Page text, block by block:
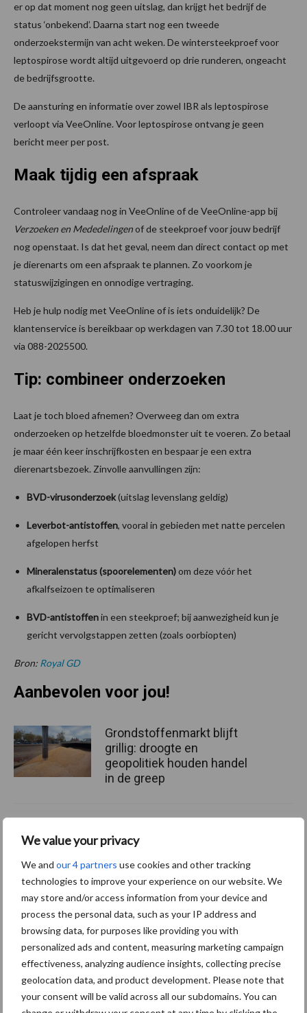
We value your privacy
We and our 4 partners use cookies and other tracking
technologies to improve your experience on our website. We
may store and/or access information from your device and
process the personal data, such as your IP address and
browsing data, for purposes like providing you with
personalized ads and content, measuring marketing campaign
effectiveness, analyzing audience insights, collecting precise
geolocation data, and product development. Please note that
your consent will be valid across all our subdomains. You can
er op dat moment nog geen uitslag, dan krijgt het bedrijf de
status ‘onbekend’. Daarna start nog een tweede
onderzoekstermijn van acht weken. De wintersteekproef voor
leptospirose wordt altijd uitgevoerd op drie runderen, ongeacht
de bedrijfsgrootte.
De aansturing en informatie over zowel IBR als leptospirose
verloopt via VeeOnline. Voor leptospirose ontvang je geen
bericht meer per post.
Maak tijdig een afspraak
Controleer vandaag nog in VeeOnline of de VeeOnline-app bij
Verzoeken en Mededelingenof de steekproef voor jouw bedrijf
nog openstaat. Is dat het geval, neem dan direct contact op met
je dierenarts om een afspraak te plannen. Zo voorkom je
statuswijzigingen en onnodige vertraging.
Heb je hulp nodig met VeeOnline of is iets onduidelijk? De
klantenservice is bereikbaar op werkdagen van 7.30 tot 18.00 uur
via 088-2025500.
Tip: combineer onderzoeken
Laat je toch bloed afnemen? Overweeg dan om extra
onderzoeken op hetzelfde bloedmonster uit te voeren. Zo betaal
je maar één keer inschrijfkosten en bespaar je een extra
dierenartsbezoek. Zinvolle aanvullingen zijn:
BVD-virusonderzoek(uitslag levenslang geldig)
Leverbot-antistoffen, vooral in gebieden met natte percelen
afgelopen herfst
Mineralenstatus (spoorelementen)om deze vóór het
afkalfseizoen te optimaliseren
BVD-antistoffenin een steekproef; bij aanwezigheid kun je
gericht vervolgstappen zetten (zoals oorbiopten)
Bron: Royal GD
Aanbevolen voor jou!
Grondstoffenmarkt blijft
grillig: droogte en
geopolitiek houden handel
in de greep
onderschatte risicofactor
ForFarmers ziet volume en
marktaandeel groeien in
krimpende Nederlandse
markt